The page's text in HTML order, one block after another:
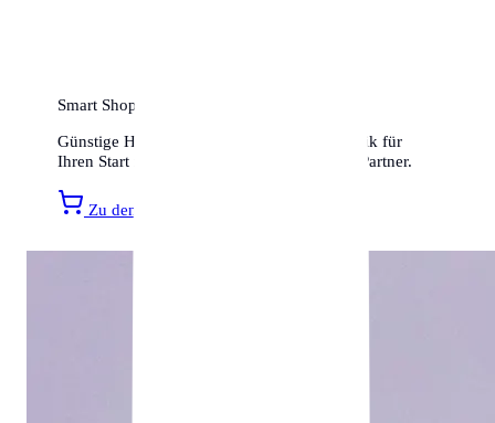
Smart Shopping für Ihr neues Zuhause
Günstige Haushaltsartikel, Möbel und Technik für
Ihren Start in Berlin finden Sie bei unserem Partner.
Zu den Amazon Angeboten »